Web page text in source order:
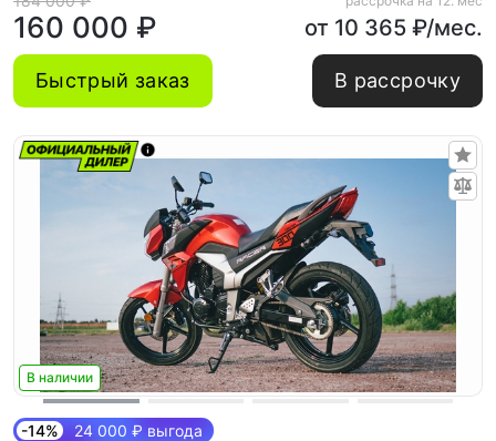
160 000 ₽ от 10 365 ₽/мес.
Быстрый заказ В рассрочку
В наличии
-14% 24 000 ₽ выгода